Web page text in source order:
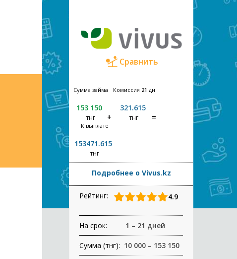
Сравнить
Сумма займа
153 150
тнг
Комиссия 21 дн
321.615
тнг
К выплате
153471.615
тнг
Подробнее о Vivus.kz
Рейтинг: 4.9
На срок: 1 – 21 дней
Сумма (тнг): 10 000 – 153 150